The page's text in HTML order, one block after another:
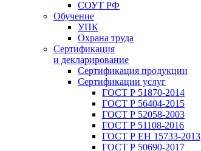
СОУТ РФ
Обучение
УПК
Охрана труда
Сертификация
и декларирование
Сертификация продукции
Сертификации услуг
ГОСТ Р 51870-2014
ГОСТ Р 56404-2015
ГОСТ Р 52058-2003
ГОСТ Р 51108-2016
ГОСТ Р ЕН 15733-2013
ГОСТ Р 50690-2017